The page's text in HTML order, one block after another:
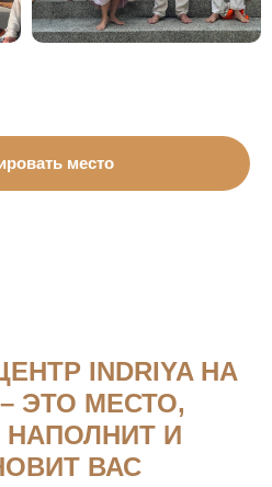
место
INDRIYA НА
ЭТО МЕСТО,
И
ВАС